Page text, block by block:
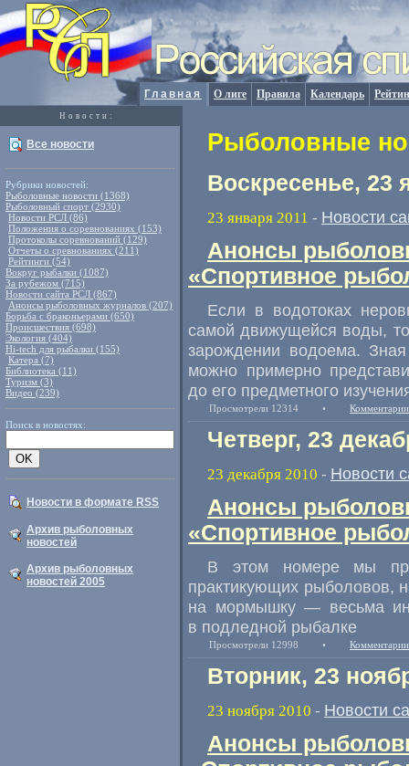
Главная О лиге Правила Календарь
Новости:
Все новости
Рубрики новостей:
Рыболовные новости (1368)
Рыболовный спорт (2930)
Новости РСЛ (86)
Положения о соревнованиях (153)
Протоколы соревнований (129)
Отчеты о сревнованиях (211)
Рейтинги (54)
Вокруг рыбалки (1087)
За рубежом (715)
Новости сайта РСЛ (867)
Анонсы рыболовных журналов (207)
Борьба с браконьерами (650)
Происшествия (698)
Экология (404)
Hi-tech для рыбалки (155)
Катера (7)
Библиотека (11)
Туризм (3)
Видео (239)
Поиск в новостях:
Новости в формате RSS
Архив рыболовных
новостей
Архив рыболовных
новостей 2005
Рыболовные
Воскресенье, 23
23 января 2011 - Новости
Анонсы
«Спортивное
Если в водотоках
самой движущейся воды,
зарождении водоема.
можно примерно
до его предметного
Просмотрели 12314 •
Четверг, 23
23 декабря 2010 - Новости
Анонсы
«Спортивное
В этом номере мы
практикующих рыболовов,
на мормышку — весьма
в подледной рыбалке
Просмотрели 12998 •
Вторник, 23
23 ноября 2010 - Новости
Анонсы